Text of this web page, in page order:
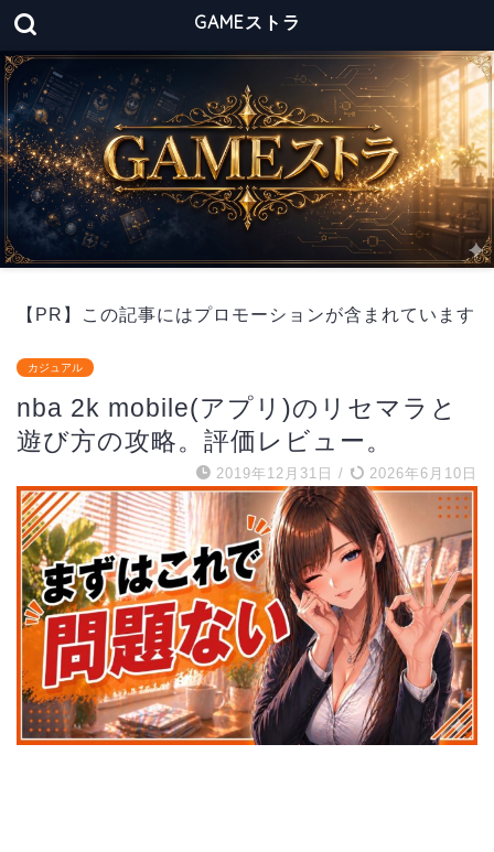
GAMEストラ
【PR】この記事にはプロモーションが含まれています
カジュアル
nba 2k mobile(アプリ)のリセマラと
遊び方の攻略。評価レビュー。
2019年12月31日 / 2026年6月10日